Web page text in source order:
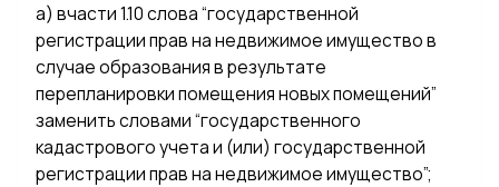
а) вчасти 1.10 слова “государственной
регистрации прав на недвижимое имущество в
случае образования в результате
перепланировки помещения новых помещений”
заменить словами “государственного
кадастрового учета и (или) государственной
регистрации прав на недвижимое имущество”;